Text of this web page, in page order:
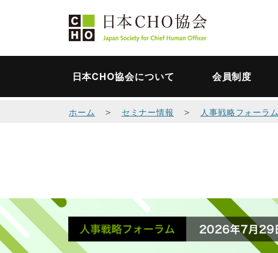
日本CHO協会について 会員制度
ホーム ＞ セミナー情報 ＞ 人事戦略フォーラム